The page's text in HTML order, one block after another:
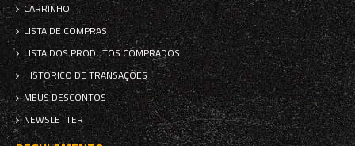
CARRINHO
LISTA DE COMPRAS
LISTA DOS PRODUTOS COMPRADOS
HISTÓRICO DE TRANSAÇÕES
MEUS DESCONTOS
NEWSLETTER